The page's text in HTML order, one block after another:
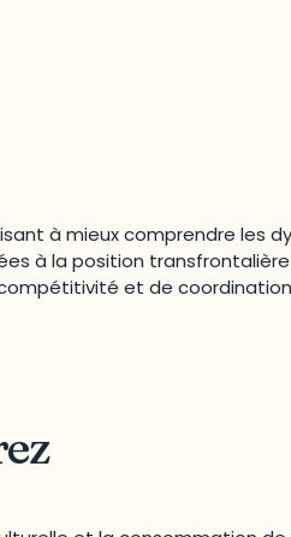
à mieux comprendre les
à la position
et de coordination